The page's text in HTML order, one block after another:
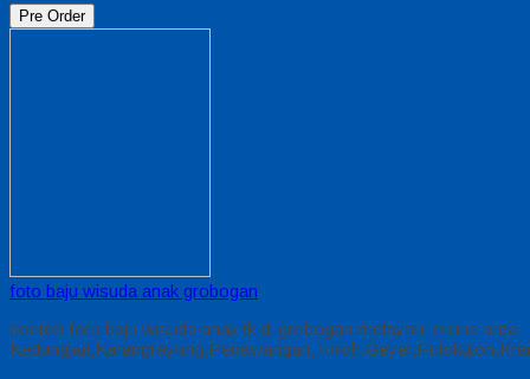
Pre Order
foto baju wisuda anak grobogan
contoh foto baju wisuda anak tk di grobogan melayani online area